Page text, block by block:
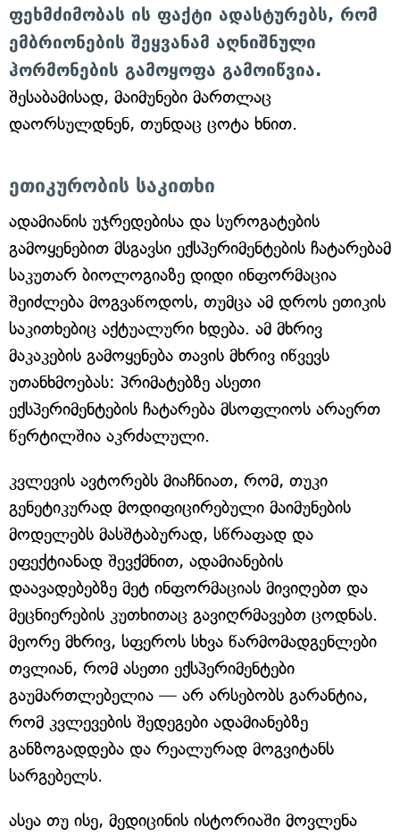
ფეხმძიმობას ის ფაქტი ადასტურებს, რომ
ემბრიონების შეყვანამ აღნიშნული
ჰორმონების გამოყოფა გამოიწვია.
შესაბამისად, მაიმუნები მართლაც
დაორსულდნენ, თუნდაც ცოტა ხნით.
ეთიკურობის საკითხი
ადამიანის უჯრედებისა და სუროგატების
გამოყენებით მსგავსი ექსპერიმენტების ჩატარებამ
საკუთარ ბიოლოგიაზე დიდი ინფორმაცია
შეიძლება მოგვაწოდოს, თუმცა ამ დროს ეთიკის
საკითხებიც აქტუალური ხდება. ამ მხრივ
მაკაკების გამოყენება თავის მხრივ იწვევს
უთანხმოებას: პრიმატებზე ასეთი
ექსპერიმენტების ჩატარება მსოფლიოს არაერთ
წერტილშია აკრძალული.
კვლევის ავტორებს მიაჩნიათ, რომ, თუკი
გენეტიკურად მოდიფიცირებული მაიმუნების
მოდელებს მასშტაბურად, სწრაფად და
ეფექტიანად შევქმნით, ადამიანების
დაავადებებზე მეტ ინფორმაციას მივიღებთ და
მეცნიერების კუთხითაც გავიღრმავებთ ცოდნას.
მეორე მხრივ, სფეროს სხვა წარმომადგენლები
თვლიან, რომ ასეთი ექსპერიმენტები
გაუმართლებელია — არ არსებობს გარანტია,
რომ კვლევების შედეგები ადამიანებზე
განზოგადდება და რეალურად მოგვიტანს
სარგებელს.
ასეა თუ ისე, მედიცინის ისტორიაში მოვლენა